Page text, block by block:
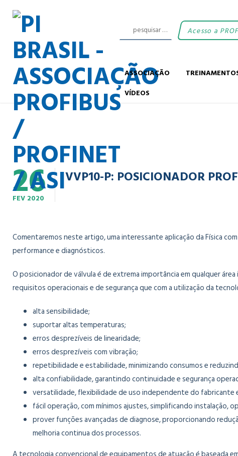
ASSOCIAÇÃO
VÍDEOS
Acesso a
26
FEV 2020
VVP10-P: POSICIONADOR
Comentaremos neste artigo, uma interessante aplicação da Física
performance e diagnósticos.
O posicionador de válvula é de extrema importância em qualquer
requisitos operacionais e de segurança que com a utilização da
alta sensibilidade;
suportar altas temperaturas;
erros desprezíveis de linearidade;
erros desprezíveis com vibração;
repetibilidade e estabilidade, minimizando consumos e
alta confiabilidade, garantindo continuidade e segurança
versatilidade, flexibilidade de uso independente do fabricante
fácil operação, com mínimos ajustes, simplificando instalação,
prover funções avançadas de diagnose, proporcionando
melhoria continua dos processos.